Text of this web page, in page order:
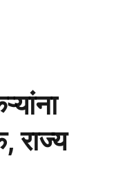
राज्य